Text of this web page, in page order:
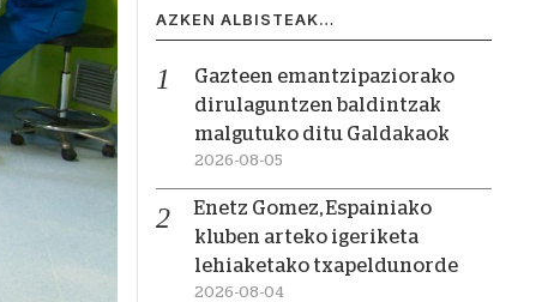
AZKEN ALBISTEAK…
Gazteen emantzipaziorako
dirulaguntzen baldintzak
malgutuko ditu Galdakaok
2026-08-05
Enetz Gomez, Espainiako
kluben arteko igeriketa
lehiaketako txapeldunorde
2026-08-04